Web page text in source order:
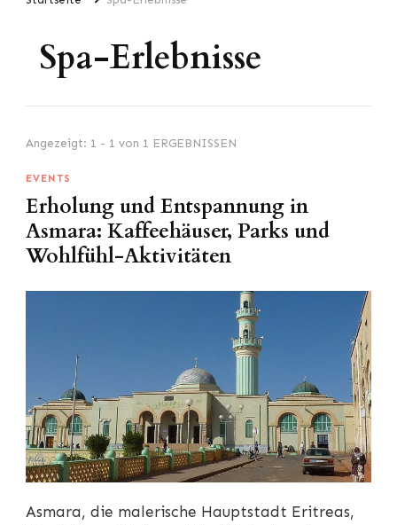
Spa-Erlebnisse
Angezeigt: 1 - 1 von 1 ERGEBNISSEN
EVENTS
Erholung und Entspannung in
Asmara: Kaffeehäuser, Parks und
Wohlfühl-Aktivitäten
Asmara, die malerische Hauptstadt Eritreas,